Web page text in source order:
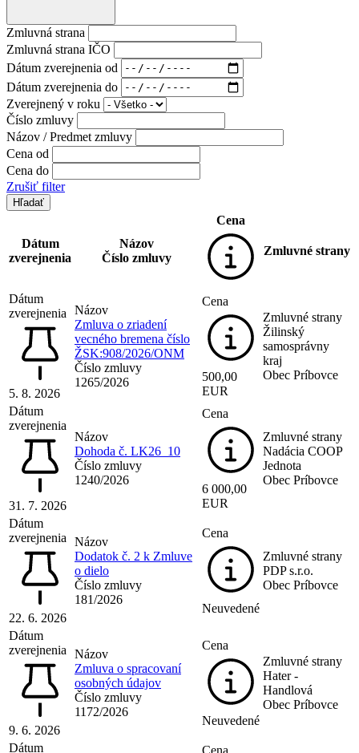
Zmluvná strana
Zmluvná strana IČO
Dátum zverejnenia od
Dátum zverejnenia do
Zverejnený v roku
Číslo zmluvy
Názov / Predmet zmluvy
Cena od
Cena do
Zrušiť filter
Dátum
zverejnenia
Názov
Číslo zmluvy
Cena
Zmluvné strany
Dátum
zverejnenia
5. 8. 2026
Názov
Zmluva o zriadení
vecného bremena číslo
ŽSK:908/2026/ONM
Číslo zmluvy
1265/2026
Cena
500,00
EUR
Zmluvné strany
Žilinský
samosprávny
kraj
Obec Príbovce
Dátum
zverejnenia
31. 7. 2026
Názov
Dohoda č. LK26_10
Číslo zmluvy
1240/2026
Cena
6 000,00
EUR
Zmluvné strany
Nadácia COOP
Jednota
Obec Príbovce
Dátum
zverejnenia
22. 6. 2026
Názov
Dodatok č. 2 k Zmluve
o dielo
Číslo zmluvy
181/2026
Cena
Neuvedené
Zmluvné strany
PDP s.r.o.
Obec Príbovce
Dátum
zverejnenia
9. 6. 2026
Názov
Zmluva o spracovaní
osobných údajov
Číslo zmluvy
1172/2026
Cena
Neuvedené
Zmluvné strany
Hater -
Handlová
Obec Príbovce
Dátum Cena